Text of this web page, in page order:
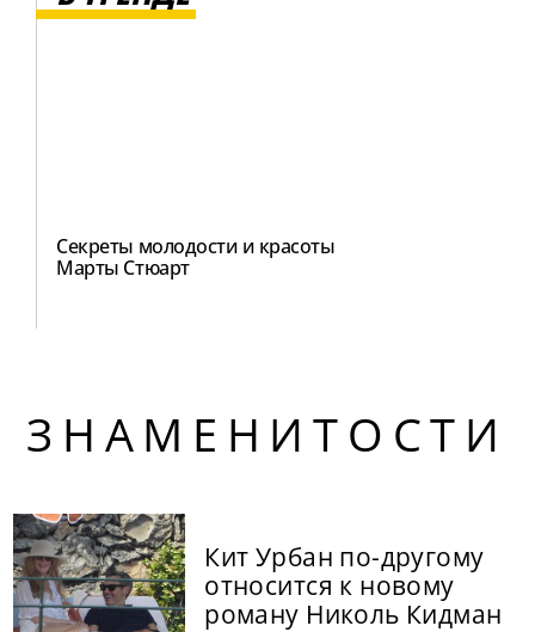
Секреты молодости и красоты
Марты Стюарт
ЗНАМЕНИТОСТИ
Кит Урбан по-другому
относится к новому
роману Николь Кидман